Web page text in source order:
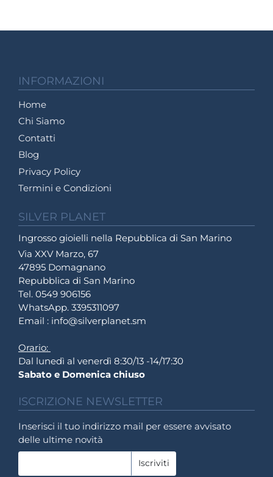
INFORMAZIONI
Home
Chi Siamo
Contatti
Blog
Privacy Policy
Termini e Condizioni
SILVER PLANET
Ingrosso gioielli nella Repubblica di San Marino
Via XXV Marzo, 67
47895 Domagnano
Repubblica di San Marino
Tel. 0549 906156
WhatsApp. 3395311097
Email : info@silverplanet.sm
Orario:
Dal lunedì al venerdì 8:30/13 -14/17:30
Sabato e Domenica chiuso
ISCRIZIONE NEWSLETTER
Inserisci il tuo indirizzo mail per essere avvisato
delle ultime novità